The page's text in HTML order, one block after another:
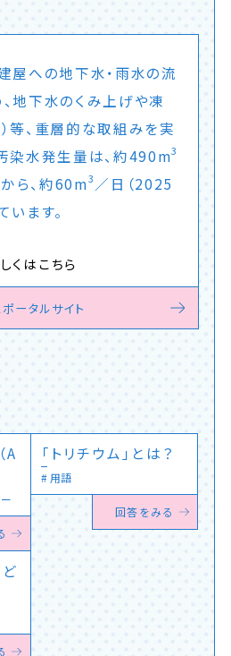
屋への地下水・雨水の流
地下水のくみ上げや凍
等、重層的な取組みを実
染水発生量は、約490m3
ら、約60m3／日（2025
います。
くはこちら
ータルサイト
A
「トリチウム」とは？
用語
回答をみる